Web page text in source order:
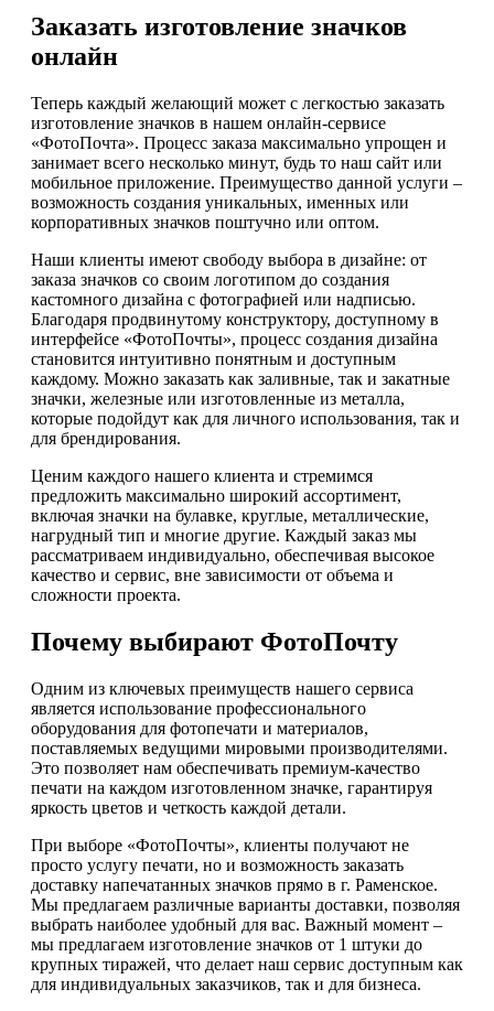
Заказать изготовление значков
онлайн
Теперь каждый желающий может с легкостью заказать
изготовление значков в нашем онлайн-сервисе
«ФотоПочта». Процесс заказа максимально упрощен и
занимает всего несколько минут, будь то наш сайт или
мобильное приложение. Преимущество данной услуги –
возможность создания уникальных, именных или
корпоративных значков поштучно или оптом.
Наши клиенты имеют свободу выбора в дизайне: от
заказа значков со своим логотипом до создания
кастомного дизайна с фотографией или надписью.
Благодаря продвинутому конструктору, доступному в
интерфейсе «ФотоПочты», процесс создания дизайна
становится интуитивно понятным и доступным
каждому. Можно заказать как заливные, так и закатные
значки, железные или изготовленные из металла,
которые подойдут как для личного использования, так и
для брендирования.
Ценим каждого нашего клиента и стремимся
предложить максимально широкий ассортимент,
включая значки на булавке, круглые, металлические,
нагрудный тип и многие другие. Каждый заказ мы
рассматриваем индивидуально, обеспечивая высокое
качество и сервис, вне зависимости от объема и
сложности проекта.
Почему выбирают ФотоПочту
Одним из ключевых преимуществ нашего сервиса
является использование профессионального
оборудования для фотопечати и материалов,
поставляемых ведущими мировыми производителями.
Это позволяет нам обеспечивать премиум-качество
печати на каждом изготовленном значке, гарантируя
яркость цветов и четкость каждой детали.
При выборе «ФотоПочты», клиенты получают не
просто услугу печати, но и возможность заказать
доставку напечатанных значков прямо в г. Раменское.
Мы предлагаем различные варианты доставки, позволяя
выбрать наиболее удобный для вас. Важный момент –
мы предлагаем изготовление значков от 1 штуки до
крупных тиражей, что делает наш сервис доступным как
для индивидуальных заказчиков, так и для бизнеса.